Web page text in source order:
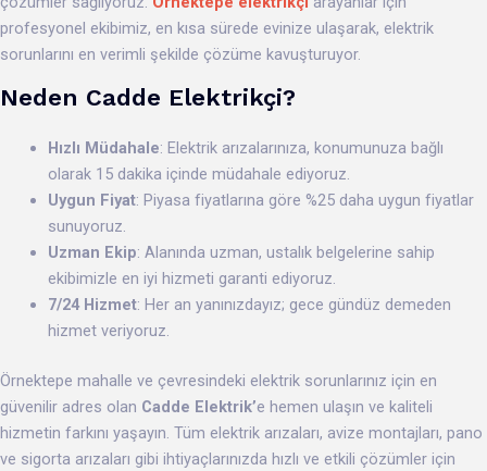
profesyonel ekibimiz, en kısa sürede evinize ulaşarak, elektrik
sorunlarını en verimli şekilde çözüme kavuşturuyor.
Neden Cadde Elektrikçi?
Hızlı Müdahale: Elektrik arızalarınıza, konumunuza bağlı
olarak 15 dakika içinde müdahale ediyoruz.
Uygun Fiyat: Piyasa fiyatlarına göre %25 daha uygun fiyatlar
sunuyoruz.
Uzman Ekip: Alanında uzman, ustalık belgelerine sahip
ekibimizle en iyi hizmeti garanti ediyoruz.
7/24 Hizmet: Her an yanınızdayız; gece gündüz demeden
hizmet veriyoruz.
Örnektepe mahalle ve çevresindeki elektrik sorunlarınız için en
güvenilir adres olan Cadde Elektrik’e hemen ulaşın ve kaliteli
hizmetin farkını yaşayın. Tüm elektrik arızaları, avize montajları, pano
ve sigorta arızaları gibi ihtiyaçlarınızda hızlı ve etkili çözümler için